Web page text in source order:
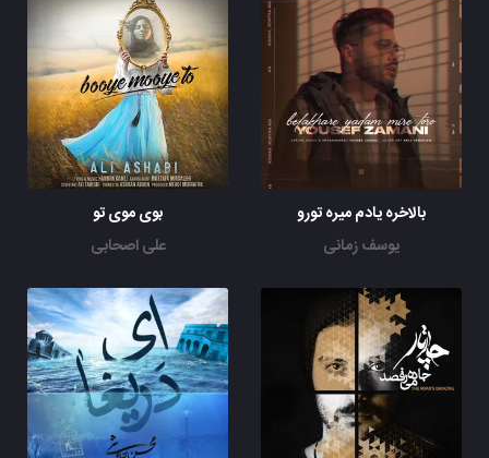
بالاخره یادم میره تورو
یوسف زمانی
بوی موی تو
علی اصحابی